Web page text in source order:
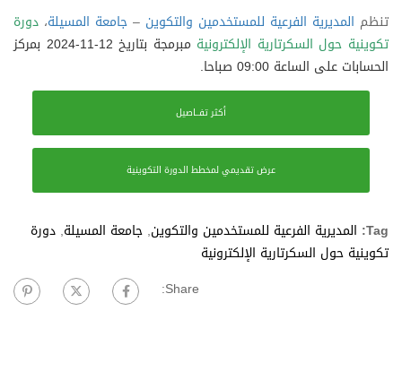
تنظم المديرية الفرعية للمستخدمين والتكوين – جامعة المسيلة، دورة
تكوينية حول السكرتارية الإلكترونية
مبرمجة بتاريخ 12-11-2024 بمركز
الحسابات على الساعة 09:00 صباحا.
أكثر تفــاصيل
عرض تقديمي لمخطط الدورة التكوينية
Tag: المديرية الفرعية للمستخدمين والتكوين, جامعة المسيلة, دورة
تكوينية حول السكرتارية الإلكترونية
Share: